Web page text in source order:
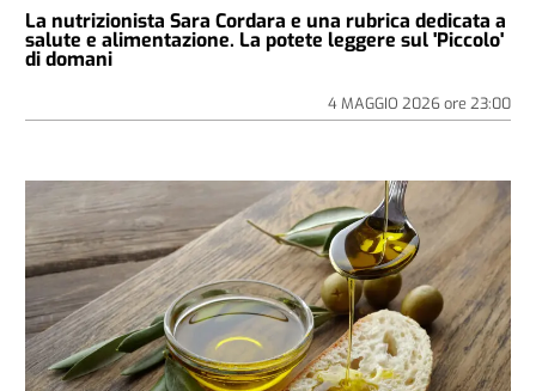
La nutrizionista Sara Cordara e una rubrica dedicata a
salute e alimentazione. La potete leggere sul 'Piccolo'
di domani
4 MAGGIO 2026ore 23:00